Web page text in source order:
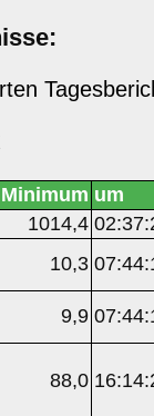
Minimum um
1014,4
10,3
9,9
88,0